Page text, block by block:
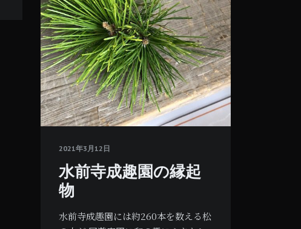
2021年3月12日
水前寺成趣園の縁起
物
水前寺成趣園には約260本を数える松